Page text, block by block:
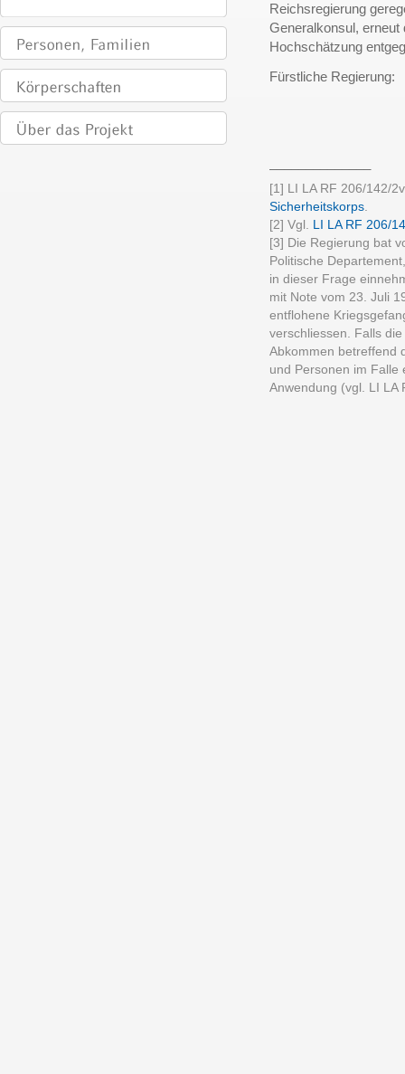
Reichsregierung
Generalkonsul,
Hochschätzung
Fürstliche Regierung:
[1] LI LA RF 206/142/
Sicherheitskorps.
[2] Vgl. LI LA RF 206/
[3] Die Regierung bat
Politische
in dieser Frage
mit Note vom 23. Juli
entflohene
verschliessen. Falls
Abkommen betreffend
und Personen im Falle
Anwendung (vgl. LI LA